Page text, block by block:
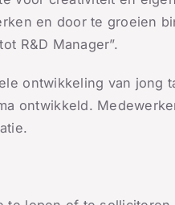
en door te groeien
R&D Manager”.
ontwikkeling van
ontwikkeld.